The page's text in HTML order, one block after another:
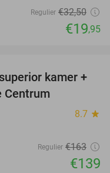
Regulier €32,50
€19,95
15%
kamer +
Centrum
8.7 star
Regulier €163
€139